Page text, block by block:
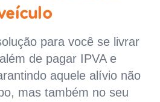
para você se livrar
de pagar IPVA e
aquele alívio não
mas também no seu